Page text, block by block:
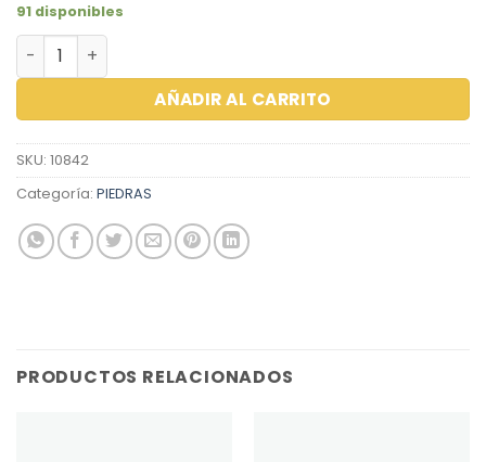
91 disponibles
ZIRCON BAGUE 2.0X1.0 LAVANDER cantidad
AÑADIR AL CARRITO
SKU: 10842
Categoría: PIEDRAS
PRODUCTOS RELACIONADOS